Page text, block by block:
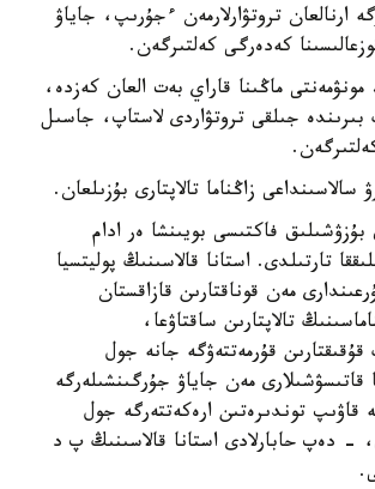
ارنالعان تروتۋارلارمەن ءجۇرىپ، جاياۋ
كەدەرگى كەلتىرگەن.
ماڭىنا قاراي بەت العان كەزدە،
بىرىندە جىلقى تروتۋاردى لاستاپ، جاسىل
سالاسىنداعى زاڭناما تالاپتارى بۇزىلعان.
فاكتىسى بويىنشا ەر ادام
تارتىلدى. استانا قالاسىنىڭ پوليتسيا
مەن قوناقتارىن قازاقستان
تالاپتارىن ساقتاۋعا،
قۇقىقتارىن قۇرمەتتەۋگە جانە جول
قاتىسۋشىلارى مەن جاياۋ جۇرگىنشىلەرگە
قاۋىپ توندىرەتىن ارەكەتتەرگە جول
- دەپ حابارلادى استانا قالاسىنىڭ پ د